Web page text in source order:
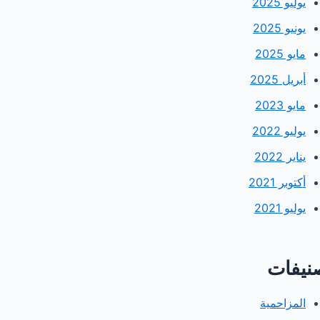
يونيو 2025
مايو 2025
أبريل 2025
مايو 2023
يوليو 2022
يناير 2022
أكتوبر 2021
يوليو 2021
المزاحمية